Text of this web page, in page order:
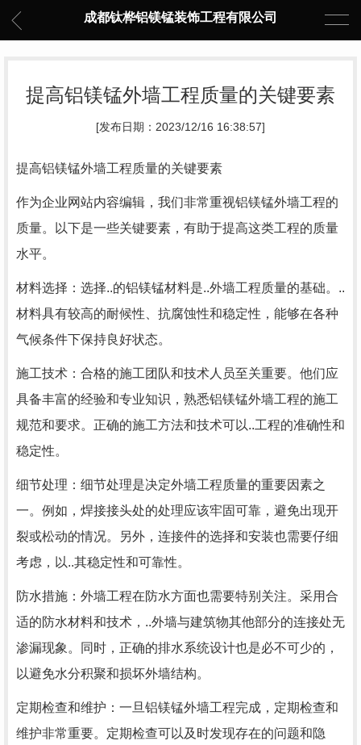
成都钛桦铝镁锰装饰工程有限公司
提高铝镁锰外墙工程质量的关键要素
[发布日期：2023/12/16 16:38:57]
提高铝镁锰外墙工程质量的关键要素
作为企业网站内容编辑，我们非常重视铝镁锰外墙工程的
质量。以下是一些关键要素，有助于提高这类工程的质量
水平。
材料选择：选择..的铝镁锰材料是..外墙工程质量的基础。..
材料具有较高的耐候性、抗腐蚀性和稳定性，能够在各种
气候条件下保持良好状态。
施工技术：合格的施工团队和技术人员至关重要。他们应
具备丰富的经验和专业知识，熟悉铝镁锰外墙工程的施工
规范和要求。正确的施工方法和技术可以..工程的准确性和
稳定性。
细节处理：细节处理是决定外墙工程质量的重要因素之
一。例如，焊接接头处的处理应该牢固可靠，避免出现开
裂或松动的情况。另外，连接件的选择和安装也需要仔细
考虑，以..其稳定性和可靠性。
防水措施：外墙工程在防水方面也需要特别关注。采用合
适的防水材料和技术，..外墙与建筑物其他部分的连接处无
渗漏现象。同时，正确的排水系统设计也是必不可少的，
以避免水分积聚和损坏外墙结构。
定期检查和维护：一旦铝镁锰外墙工程完成，定期检查和
维护非常重要。定期检查可以及时发现存在的问题和隐